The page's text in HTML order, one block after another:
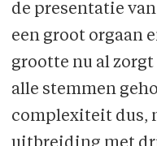
de presentatie
een groot orgaan
grootte nu al
alle stemmen
complexiteit dus,